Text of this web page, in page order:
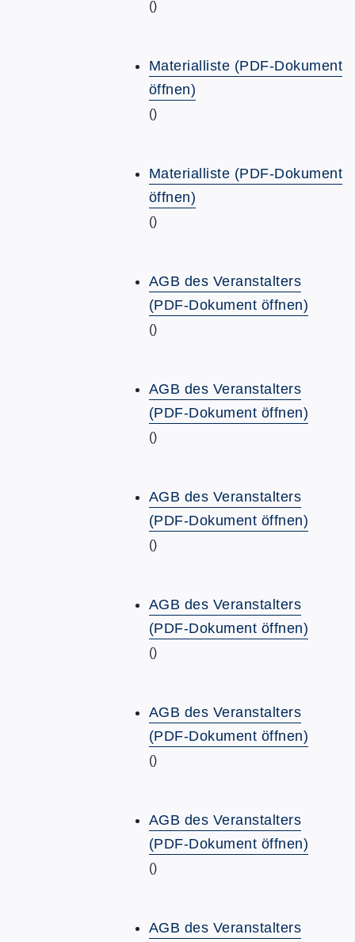
()
Materialliste (PDF-Dokument
öffnen)
()
Materialliste (PDF-Dokument
öffnen)
()
AGB des Veranstalters
(PDF-Dokument öffnen)
()
AGB des Veranstalters
(PDF-Dokument öffnen)
()
AGB des Veranstalters
(PDF-Dokument öffnen)
()
AGB des Veranstalters
(PDF-Dokument öffnen)
()
AGB des Veranstalters
(PDF-Dokument öffnen)
()
AGB des Veranstalters
(PDF-Dokument öffnen)
()
AGB des Veranstalters